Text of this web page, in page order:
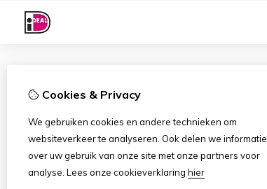
Cookies & Privacy
We gebruiken cookies en andere technieken om
websiteverkeer te analyseren. Ook delen we informatie
over uw gebruik van onze site met onze partners voor
analyse. Lees onze cookieverklaring hier